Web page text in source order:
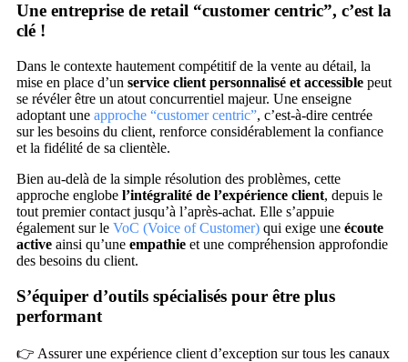
Une entreprise de retail “customer centric”, c’est la
clé !
Dans le contexte hautement compétitif de la vente au détail, la
mise en place d’un service client personnalisé et accessible peut
se révéler être un atout concurrentiel majeur. Une enseigne
adoptant une approche “customer centric”, c’est-à-dire centrée
sur les besoins du client, renforce considérablement la confiance
et la fidélité de sa clientèle.
Bien au-delà de la simple résolution des problèmes, cette
approche englobe l’intégralité de l’expérience client, depuis le
tout premier contact jusqu’à l’après-achat. Elle s’appuie
également sur le VoC (Voice of Customer) qui exige une écoute
active ainsi qu’une empathie et une compréhension approfondie
des besoins du client.
S’équiper d’outils spécialisés pour être plus
performant
👉 Assurer une expérience client d’exception sur tous les canaux